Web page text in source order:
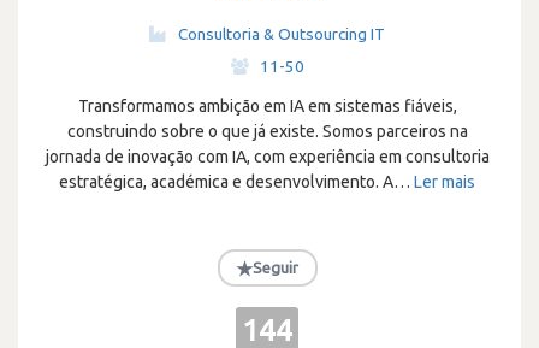
Consultoria & Outsourcing IT
11-50
Transformamos ambição em IA em sistemas fiáveis,
construindo sobre o que já existe. Somos parceiros na
jornada de inovação com IA, com experiência em consultoria
estratégica, académica e desenvolvimento. A… Ler mais
★Seguir
144